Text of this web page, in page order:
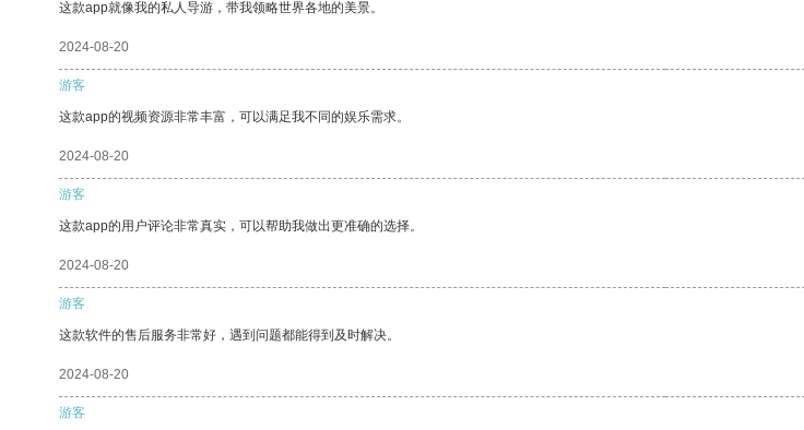
这款app就像我的私人导游，带我领略世界各地的美景。
2024-08-20
游客
这款app的视频资源非常丰富，可以满足我不同的娱乐需求。
2024-08-20
游客
这款app的用户评论非常真实，可以帮助我做出更准确的选择。
2024-08-20
游客
这款软件的售后服务非常好，遇到问题都能得到及时解决。
2024-08-20
游客